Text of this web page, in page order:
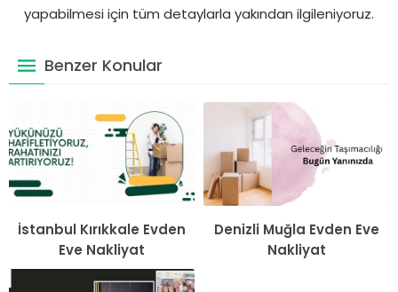
yapabilmesi için tüm detaylarla yakından ilgileniyoruz.
Benzer Konular
İstanbul Kırıkkale Evden
Eve Nakliyat
Denizli Muğla Evden Eve
Nakliyat